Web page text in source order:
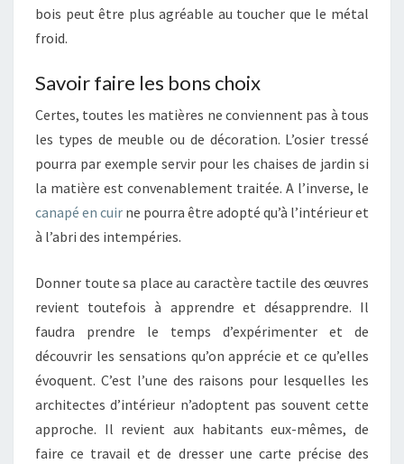
bois peut être plus agréable au toucher que le métal
froid.
Savoir faire les bons choix
Certes, toutes les matières ne conviennent pas à tous
les types de meuble ou de décoration. L’osier tressé
pourra par exemple servir pour les chaises de jardin si
la matière est convenablement traitée. A l’inverse, le
canapé en cuir ne pourra être adopté qu’à l’intérieur et
à l’abri des intempéries.
Donner toute sa place au caractère tactile des œuvres
revient toutefois à apprendre et désapprendre. Il
faudra prendre le temps d’expérimenter et de
découvrir les sensations qu’on apprécie et ce qu’elles
évoquent. C’est l’une des raisons pour lesquelles les
architectes d’intérieur n’adoptent pas souvent cette
approche. Il revient aux habitants eux-mêmes, de
faire ce travail et de dresser une carte précise des